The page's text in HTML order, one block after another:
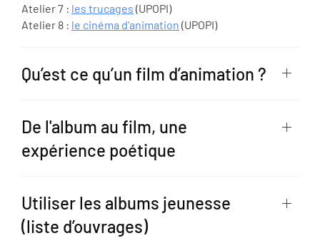
Atelier 7 : les trucages (UPOPI)
Atelier 8 : le cinéma d'animation (UPOPI)
Qu’est ce qu’un film d’animation ?
De l'album au film, une
expérience poétique
Utiliser les albums jeunesse
(liste d’ouvrages)